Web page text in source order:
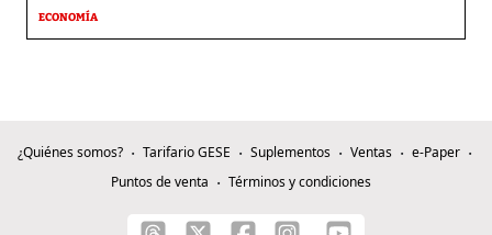
ECONOMÍA
¿Quiénes somos? Tarifario GESE Suplementos Ventas
e-Paper
Puntos de venta
Términos y condiciones